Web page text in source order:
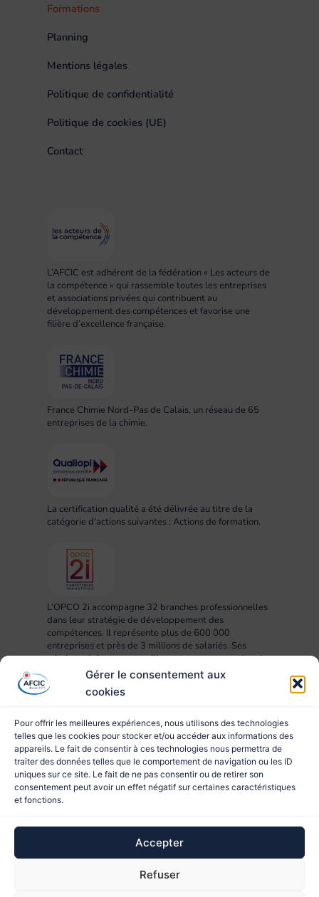
Gérer le consentement aux
cookies
Pour offrir les meilleures expériences, nous utilisons des technologies
telles que les cookies pour stocker et/ou accéder aux informations des
appareils. Le fait de consentir à ces technologies nous permettra de
traiter des données telles que le comportement de navigation ou les ID
uniques sur ce site. Le fait de ne pas consentir ou de retirer son
consentement peut avoir un effet négatif sur certaines caractéristiques
et fonctions.
Accepter
Refuser
Formations
Planning
Mentions légales
Politique de confidentialité
Politique de cookies (UE)
Contact
L’AFCIC est adhérent de la fédération « Les acteurs de
la compétence » qui rassemble toutes les entreprises
et associations privées qui contribuent au
développement des compétences et favorise une
filière d’excellence française.
France Chimie Nord-Pas de Calais, un réseau de 65
entreprises de la chimie.
La certification qualité a été délivrée au titre de la
catégorie d'actions suivantes : Actions de formation.
L’OPCO 2i accompagne 32 branches professionnelles
dans leur stratégie de développement des
compétences. Il représente plus de 600 000
entreprises et près de 3 millions de salariés. Ses
missions : informer, conseiller et accompagner dans la
mise en œuvre des projets RH, compétences,
formation et apprentissage.
Site réalisé par